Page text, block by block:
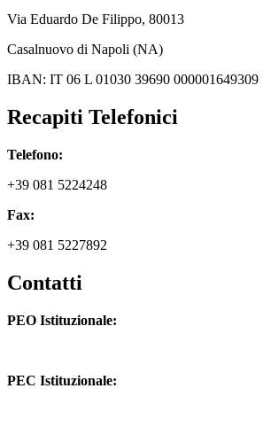
Via Eduardo De Filippo, 80013
Casalnuovo di Napoli (NA)
IBAN: IT 06 L 01030 39690 000001649309
Recapiti Telefonici
Telefono:
+39 081 5224248
Fax:
+39 081 5227892
Contatti
PEO Istituzionale:
PEC Istituzionale: